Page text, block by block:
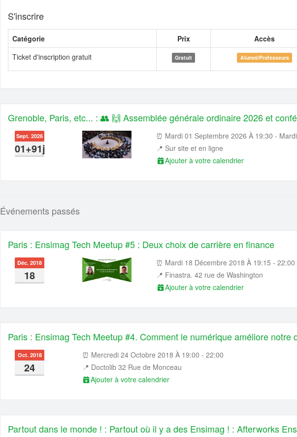
💼 Offre d'emploi :
💼 Offre d'emploi : Head of IT Infrastructure and Client Services Section
💼 Offre d'emploi :Développeur Fullstack - équipe Content
S'inscrire
Catégorie Prix Accès
Ticket d'inscription gratuit
Gratuit Alumni/Professeurs
Grenoble, Paris, etc... : 👥 🙌 Assemblée générale ordinaire 2026 et
Sept. 2026
01+91j
⏰ Mardi 01 Septembre 2026 À 19:30 -
📍 Sur site et en ligne
Ajouter à votre calendrier
Événements passés
Paris : Ensimag Tech Meetup #5 : Deux choix de carrière en finance
Déc. 2018
18
⏰ Mardi 18 Décembre 2018 À 19:15 - 22:00
📍 Finastra. 42 rue de Washington
Ajouter à votre calendrier
Paris : Ensimag Tech Meetup #4. Comment le numérique améliore notre
Oct. 2018
24
⏰ Mercredi 24 Octobre 2018 À 19:00 - 22:00
📍 Doctolib 32 Rue de Monceau
Ajouter à votre calendrier
Partout dans le monde ! : Partout où il y a des Ensimag ! : Afterworks